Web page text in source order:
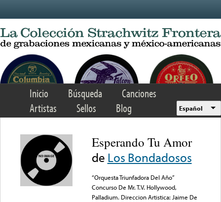
Inicio Búsqueda
Canciones
Artistas
Sellos Blog Español
Esperando Tu Amor
de Los Bondadosos
“Orquesta Triunfadora Del Año”
Concurso De Mr. T.V. Hollywood,
Palladium. Direccion Artistica: Jaime De